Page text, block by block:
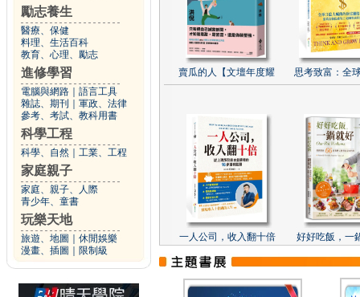
勵志養生
醫療、保健
料理、生活百科
教育、心理、勵志
進修學習
電腦與網路
語言工具
雜誌、期刊
軍政、法律
參考、考試、教科用書
科學工程
科學、自然 工業、工程
家庭親子
家庭、親子、人際
青少年、童書
玩樂天地
旅遊、地圖
休閒娛樂
漫畫、插圖
限制級
賣瓜的人【文壇年度耀 思考致富：全
一人公司，收入翻十倍 好好吃飯，一